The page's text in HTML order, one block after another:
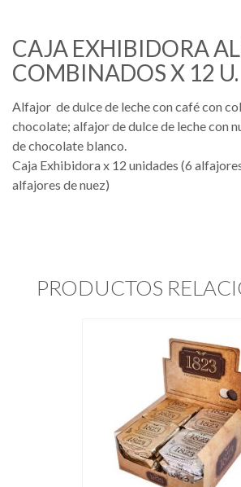
CAJA EXHIBIDORA
COMBINADOS X 12 U.
Alfajor de dulce de leche con café con
chocolate; alfajor de dulce de leche con
de chocolate blanco.
Caja Exhibidora x 12 unidades (6
alfajores de nuez)
PRODUCTOS